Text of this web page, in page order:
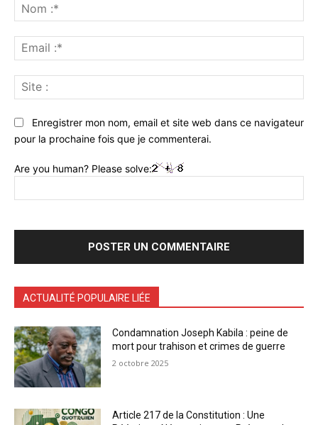
:*
:*
:
Enregistrer mon nom, email et site web dans ce navigateur
pour la prochaine fois que je commenterai.
Are you human? Please solve:
ACTUALITÉ POPULAIRE LIÉE
Condamnation Joseph Kabila : peine de
mort pour trahison et crimes de guerre
2 octobre 2025
Article 217 de la Constitution : Une